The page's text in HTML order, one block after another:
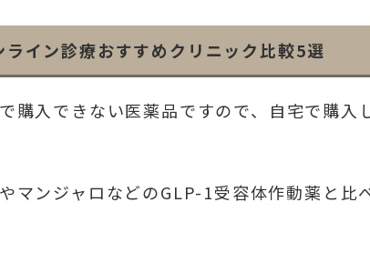
イン診療おすすめクリニック比較5選
購入できない医薬品ですので、自宅で購入
マンジャロなどのGLP-1受容体作動薬と比